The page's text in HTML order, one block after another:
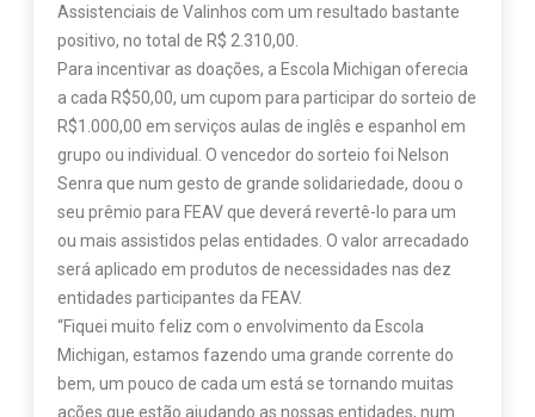
Assistenciais de Valinhos com um resultado bastante
positivo, no total de R$ 2.310,00.
Para incentivar as doações, a Escola Michigan oferecia
a cada R$50,00, um cupom para participar do sorteio de
R$1.000,00 em serviços aulas de inglês e espanhol em
grupo ou individual. O vencedor do sorteio foi Nelson
Senra que num gesto de grande solidariedade, doou o
seu prêmio para FEAV que deverá revertê-lo para um
ou mais assistidos pelas entidades. O valor arrecadado
será aplicado em produtos de necessidades nas dez
entidades participantes da FEAV.
“Fiquei muito feliz com o envolvimento da Escola
Michigan, estamos fazendo uma grande corrente do
bem, um pouco de cada um está se tornando muitas
ações que estão ajudando as nossas entidades, num